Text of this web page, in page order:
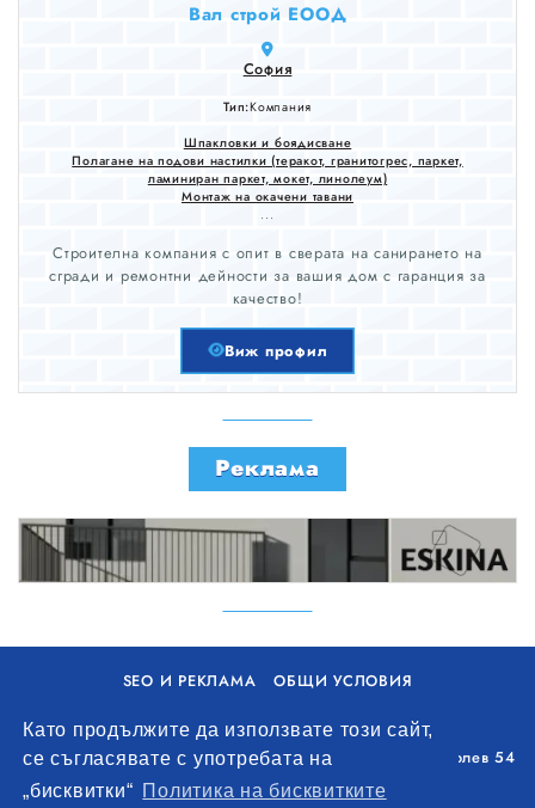
Като продължите да използвате този сайт,
се съгласявате с употребата на
„бисквитки“ Политика на бисквитките
Вал строй ЕООД
София
Тип:Компания
Шпакловки и боядисване
Полагане на подови настилки (теракот, гранитогрес, паркет,
ламиниран паркет, мокет, линолеум)
Монтаж на окачени тавани
...
Строителна компания с опит в сверата на санирането на
сгради и ремонтни дейности за вашия дом с гаранция за
качество!
Виж профил
Реклама
SEO И РЕКЛАМА
ОБЩИ УСЛОВИЯ
Уолоу Интернешънъл ЕООД, гр. Варна, бул. Генерал Колев 54
+359 893 621 112
office@remontna-brigada.com